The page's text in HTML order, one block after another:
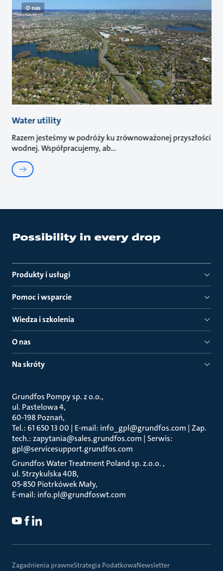
O nas
Water utility
Razem jesteśmy w podróży ku zrównoważonej przyszłości
wodnej. Współpracujemy, ab
Produkty i usługi
Pomoc i wsparcie
Wiedza i szkolenia
O nas
Na skróty
Grundfos Pompy sp. z o.o.
ul. Pastelowa 4
60-198 Poznań
Tel.: 61 650 13 00 | E-mail: info_gpl@grundfos.com | Zap.
tech.: zapytania@sales.grundfos.com | Serwis:
gpl@servicesupport.grundfos.com
Grundfos Water Treatment Poland sp. z.o.o.
ul. Strzykulska 40B
05-850 Piotrkówek Mały
E-mail: info.pl@grundfoswt.com
Zagadnienia prawneStrategia PodatkowaNewsletter